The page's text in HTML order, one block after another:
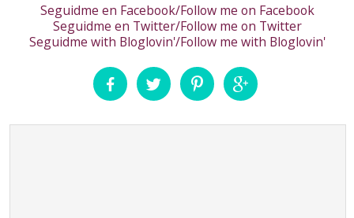
Seguidme en Facebook/Follow me on Facebook
Seguidme en Twitter/Follow me on Twitter
Seguidme with Bloglovin'/Follow me with Bloglovin'